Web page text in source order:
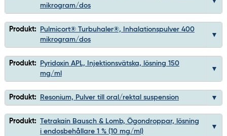
mikrogram/dos
Produkt:
Pulmicort® Turbuhaler®, Inhalationspulver 400
mikrogram/dos
Produkt:
Pyridoxin APL, Injektionsvätska, lösning 150
mg/ml
Produkt: Resonium, Pulver till oral/rektal suspension
Produkt: Tetrakain Bausch & Lomb, Ögondroppar, lösning
i endosbehållare 1 % (10 mg/ml)